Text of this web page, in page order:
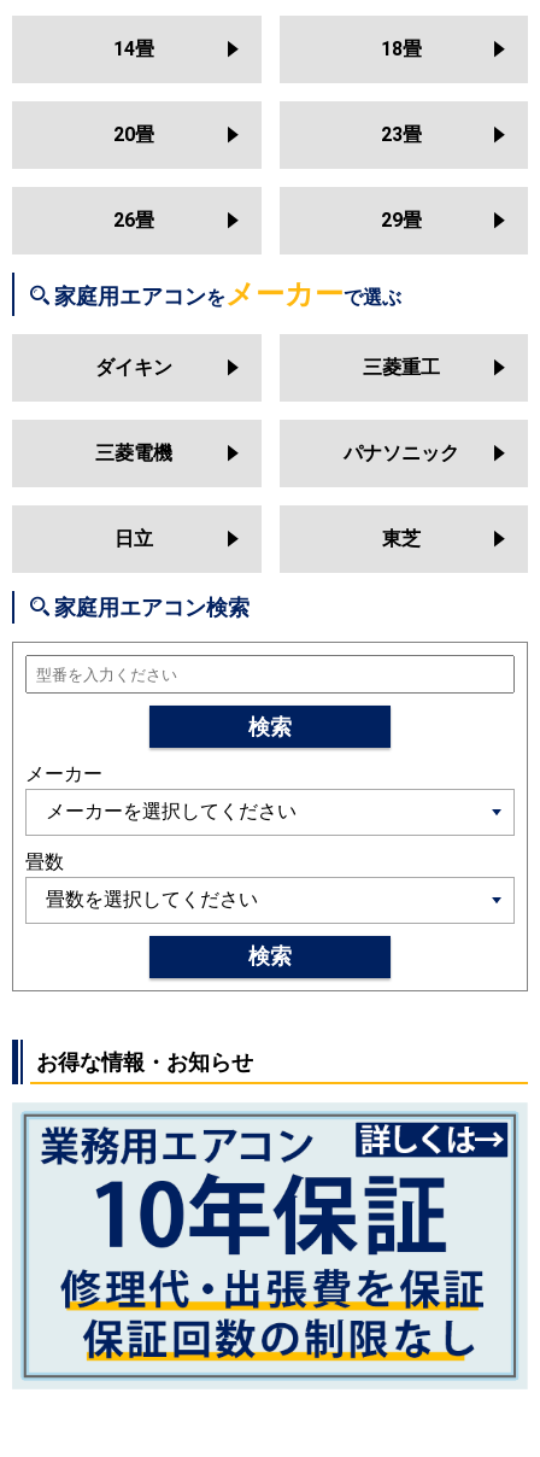
MSZ-JXV2526 MSZ-ZXV2526
RAS-ZJ2526S
RAS-XJ2526S
RAS-VJ2525S RAS-ZJ2525S
SRK2526SK2
SRK2526TWF
SRK2526T SRK2526R SRK2526S
パナソニック CS-255DJ CS-255DGX CS-
255DEX
CS-255DHX CS-254DLX
S25ZTVXS S25ZTMXS
S25ZTRXS
東芝 RAS-2514T RAS-N251X RAS-
N251DX
RAS-N251DZ RAS-
K251X
RAS-2513T RAS-K251DZ
RAS-K251DX
RAS-K251DRH
MSZ-AXV2525
MSZ-BXV2525
MSZ-JXV2525 MSZ-ZXV2525
MSZ-BXV2524
MSZ-JXV2524
MSZ-ZXV2524 MSZ-GV2523
MSZ-AXV2523
MSZ-JXV2523
MSZ-ZXV2523
MSZ-GV2522 MSZ-AXV2522
MSZ-BXV2522
MSZ-ZXV2522
日立 RAS-XJ2525S RAS-AJ25R RAS-
MJ25R RAS-V25R
RAS-XJ25R RAS-AJ25N
RAS-XJ25N
AJ25M RAS-V25M RAS-ZJ25M
三菱重工 SRK2525SK2
SRK2525T SRK2525R
SRK2524T
SRK2524S SRK2523T SRK2523R
SRK2522R
パナソニック CS-254DFL CS-254DJ CS-
254DGX
CS-254DEX CS-254DHX
CS-252DJ
CS-252DFL CS-
252DGX
CS-252DEX CS-251DAX
CS-252DX CS-252DLX
14畳 18畳
20畳 23畳
26畳 29畳
家庭用エアコンをメーカーで選ぶ
ダイキン 三菱重工
三菱電機 パナソニック
日立 東芝
家庭用エアコン検索
検索
メーカー
畳数
検索
お得な情報・お知らせ